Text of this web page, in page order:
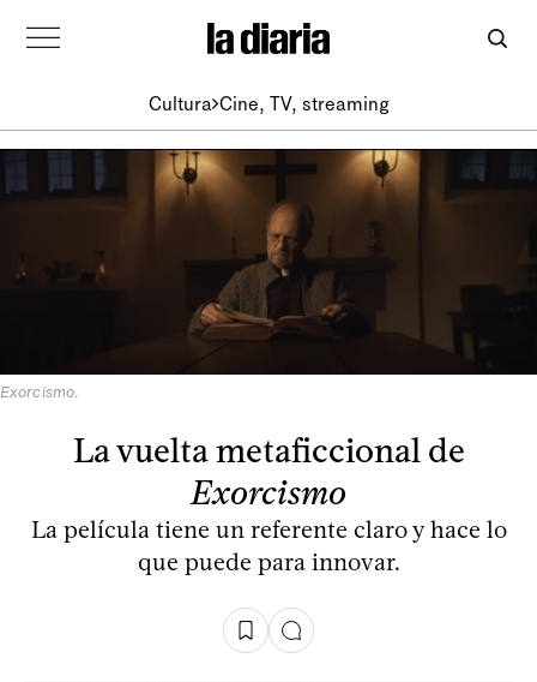
Cultura Cine, TV, streaming
Exorcismo.
La vuelta metaficcional de
Exorcismo
La película tiene un referente claro y hace lo
que puede para innovar.